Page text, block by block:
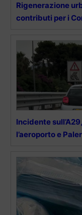
Rigenerazione
contributi per i
Incidente
l’aeroporto e